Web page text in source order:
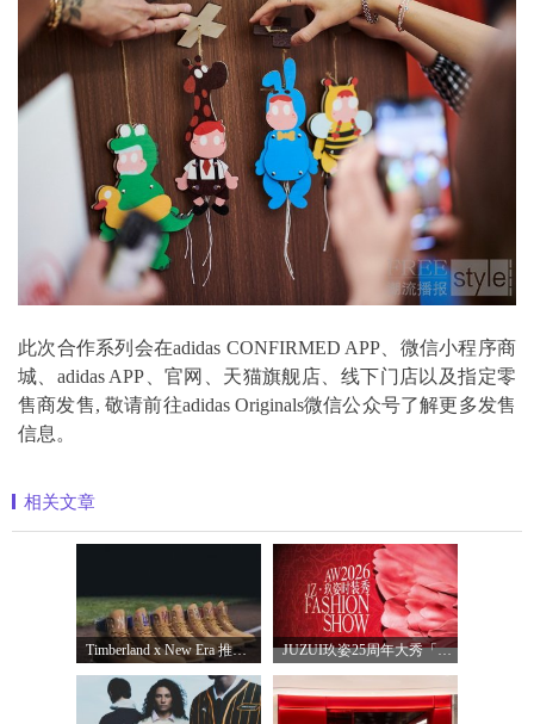
此次合作系列会在adidas CONFIRMED APP、微信小程序商
城、adidas APP、官网、天猫旗舰店、线下门店以及指定零
售商发售, 敬请前往adidas Originals微信公众号了解更多发售
信息。
相关文章
Timberland x New Era 推出全新联名系列，以经 JUZUI玖姿25周年大秀「循光新生」 光起二